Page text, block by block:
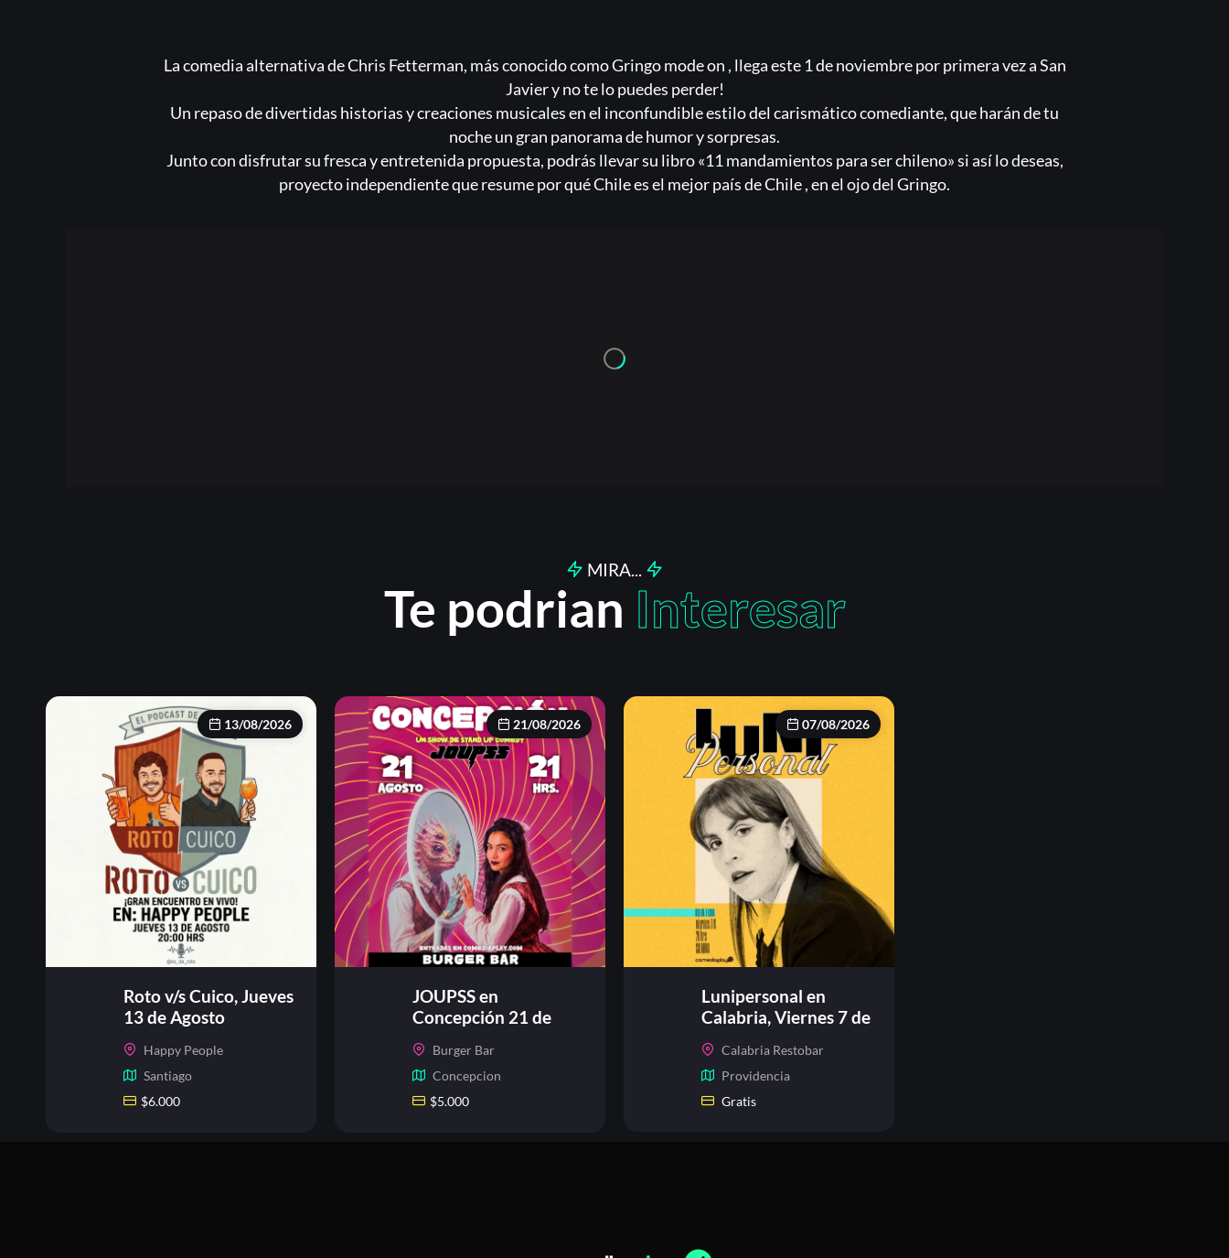
La comedia alternativa de Chris Fetterman, más conocido como Gringo mode on , llega este 1 de noviembre por primera vez a San
Javier y no te lo puedes perder!
Un repaso de divertidas historias y creaciones musicales en el inconfundible estilo del carismático comediante, que harán de tu
noche un gran panorama de humor y sorpresas.
Junto con disfrutar su fresca y entretenida propuesta, podrás llevar su libro «11 mandamientos para ser chileno» si así lo deseas,
proyecto independiente que resume por qué Chile es el mejor país de Chile , en el ojo del Gringo.
MIRA...
Te podrian Interesar
13/08/2026
Roto v/s Cuico, Jueves
13 de Agosto
Happy People
Santiago
$6.000
21/08/2026
JOUPSS en
Concepción 21 de
agosto
Burger Bar
Concepcion
$5.000
07/08/2026
Lunipersonal en
Calabria, Viernes 7 de
agosto
Calabria Restobar
Providencia
Gratis
¿Olvidaste la contraseña?
Registrarse